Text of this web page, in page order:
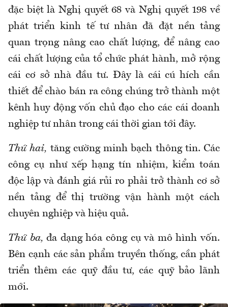
đặc biệt là Nghị quyết 68 và Nghị quyết 198 về
phát triển kinh tế tư nhân đã đặt nền tảng
quan trọng nâng cao chất lượng, để nâng cao
cái chất lượng của tổ chức phát hành, mở rộng
cái cơ sở nhà đầu tư. Đây là cái cú hích cần
thiết để chào bán ra công chúng trở thành một
kênh huy động vốn chủ đạo cho các cái doanh
nghiệp tư nhân trong cái thời gian tới đây.
Thứ hai, tăng cường minh bạch thông tin. Các
công cụ như xếp hạng tín nhiệm, kiểm toán
độc lập và đánh giá rủi ro phải trở thành cơ sở
nền tảng để thị trường vận hành một cách
chuyên nghiệp và hiệu quả.
Thứ ba, đa dạng hóa công cụ và mô hình vốn.
Bên cạnh các sản phẩm truyền thống, cần phát
triển thêm các quỹ đầu tư, các quỹ bảo lãnh
mới.